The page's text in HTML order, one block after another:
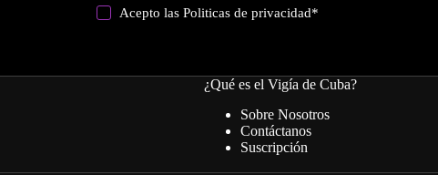
Acepto lasPoliticas de privacidad*
¿Qué es el Vigía de Cuba?
Sobre Nosotros
Contáctanos
Suscripción